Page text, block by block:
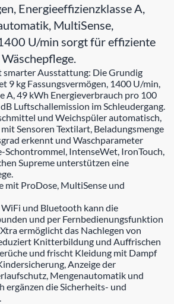
Energieeffizienzklasse A,
MultiSense,
U/min sorgt für effiziente
smarter Ausstattung: Die Grundig
9 kg Fassungsvermögen, 1400 U/min,
A, 49 kWh Energieverbrauch pro 100
Luftschallemission im Schleudergang.
und Weichspüler automatisch,
Sensoren Textilart, Beladungsmenge
erkennt und Waschparameter
Schontrommel, IntenseWet, IronTouch,
Supreme unterstützen eine
mit ProDose, MultiSense und
und Bluetooth kann die
und per Fernbedienungsfunktion
ermöglicht das Nachlegen von
Knitterbildung und Auffrischen
und frischt Kleidung mit Dampf
Anzeige der
Mengenautomatik und
ergänzen die Sicherheits- und